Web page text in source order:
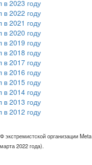
в 2023 году
в 2022 году
в 2021 году
в 2020 году
в 2019 году
в 2018 году
в 2017 году
в 2016 году
в 2015 году
в 2014 году
в 2013 году
в 2012 году
организации Meta
2022 года).